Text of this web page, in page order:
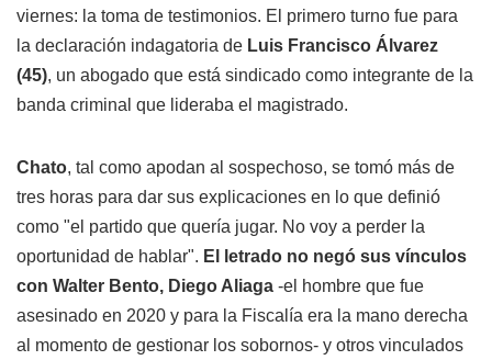
viernes: la toma de testimonios. El primero turno fue para
la declaración indagatoria de Luis Francisco Álvarez
(45), un abogado que está sindicado como integrante de la
banda criminal que lideraba el magistrado.
Chato, tal como apodan al sospechoso, se tomó más de
tres horas para dar sus explicaciones en lo que definió
como "el partido que quería jugar. No voy a perder la
oportunidad de hablar". El letrado no negó sus vínculos
con Walter Bento, Diego Aliaga -el hombre que fue
asesinado en 2020 y para la Fiscalía era la mano derecha
al momento de gestionar los sobornos- y otros vinculados